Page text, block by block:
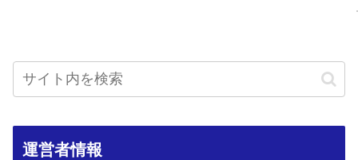
運営者情報